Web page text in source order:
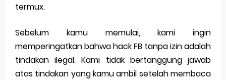
termux.
Sebelum kamu memulai, kami ingin
memperingatkan bahwa hack FB tanpa izin adalah
tindakan ilegal. Kami tidak bertanggung jawab
atas tindakan yang kamu ambil setelah membaca